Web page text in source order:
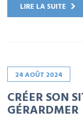
LIRE LA SUITE
24AOÛT 2024
CRÉER SON
GÉRARDMER